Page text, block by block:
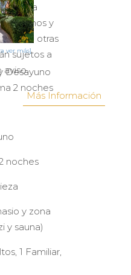
a
términos y
con otras
sujetos a
aviso.
Más Información
ver más]
Desayuno
2 noches
noches
y zona
y sauna)
1 Familiar,